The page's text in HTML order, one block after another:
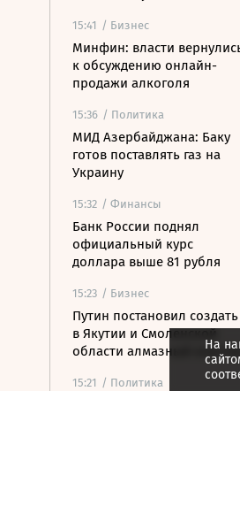
15:41 / Бизнес
Минфин: власти
к обсуждению онлайн-
продажи алкоголя
15:36 / Политика
МИД Азербайджана: Баку
готов поставлять газ на
Украину
15:32 / Финансы
Банк России поднял
официальный курс
доллара выше 81 рубля
15:23 / Бизнес
Путин постановил создать
в Якутии и Смоленской
области алмазный
15:21 / Политика
На